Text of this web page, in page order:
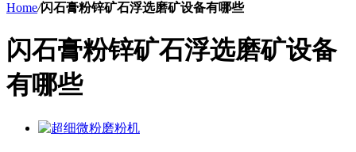
Home/闪石膏粉锌矿石浮选磨矿设备有哪些
闪石膏粉锌矿石浮选磨矿设备
有哪些